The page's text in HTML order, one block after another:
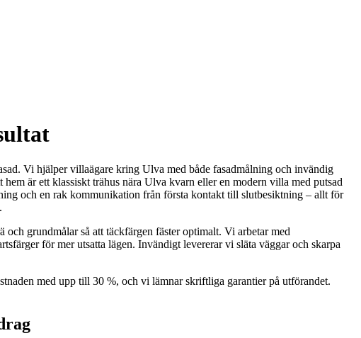
Vi hjälper villaägare kring Ulva med både fasadmålning och invändig
är ett klassiskt trähus nära Ulva kvarn eller en modern villa med putsad
och en rak kommunikation från första kontakt till slutbesiktning – allt för
grundmålar så att täckfärgen fäster optimalt. Vi arbetar med
för mer utsatta lägen. Invändigt levererar vi släta väggar och skarpa
med upp till 30 %, och vi lämnar skriftliga garantier på utförandet.